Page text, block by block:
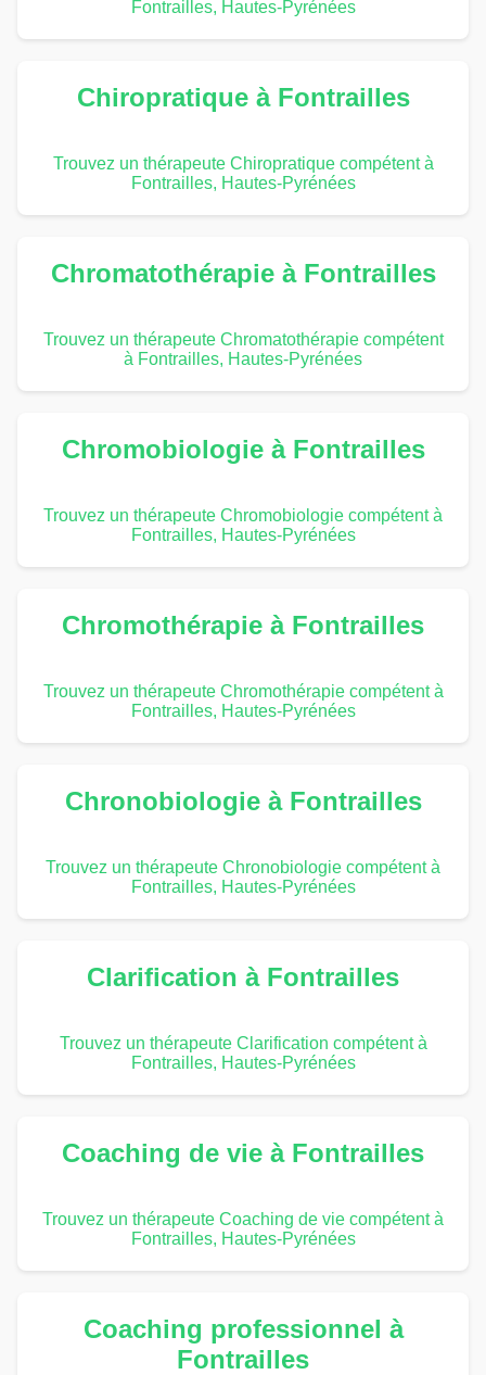
Fontrailles, Hautes-Pyrénées
Chiropratique à Fontrailles
Trouvez un thérapeute Chiropratique compétent à
Fontrailles, Hautes-Pyrénées
Chromatothérapie à Fontrailles
Trouvez un thérapeute Chromatothérapie compétent
à Fontrailles, Hautes-Pyrénées
Chromobiologie à Fontrailles
Trouvez un thérapeute Chromobiologie compétent à
Fontrailles, Hautes-Pyrénées
Chromothérapie à Fontrailles
Trouvez un thérapeute Chromothérapie compétent à
Fontrailles, Hautes-Pyrénées
Chronobiologie à Fontrailles
Trouvez un thérapeute Chronobiologie compétent à
Fontrailles, Hautes-Pyrénées
Clarification à Fontrailles
Trouvez un thérapeute Clarification compétent à
Fontrailles, Hautes-Pyrénées
Coaching de vie à Fontrailles
Trouvez un thérapeute Coaching de vie compétent à
Fontrailles, Hautes-Pyrénées
Coaching professionnel à
Fontrailles